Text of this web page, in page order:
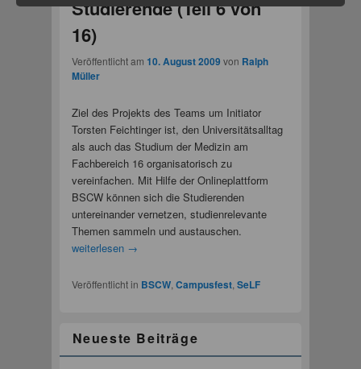
Studierende (Teil 6 von
16)
Veröffentlicht am 10. August 2009 von Ralph
Müller
Ziel des Projekts des Teams um Initiator
Torsten Feichtinger ist, den Universitätsalltag
als auch das Studium der Medizin am
Fachbereich 16 organisatorisch zu
vereinfachen. Mit Hilfe der Onlineplattform
BSCW können sich die Studierenden
untereinander vernetzen, studienrelevante
Themen sammeln und austauschen.
weiterlesen →
Veröffentlicht in BSCW, Campusfest, SeLF
Neueste Beiträge